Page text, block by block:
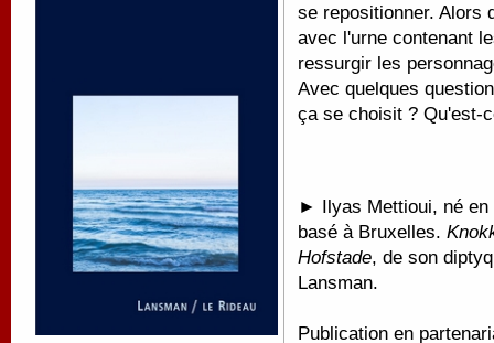
se repositionner. Alors
avec l'urne contenant
ressurgir les
Avec quelques
ça se choisit ? Qu'est-
► Ilyas Mettioui, né
basé à Bruxelles.
Hofstade, de son
Lansman.
Publication en